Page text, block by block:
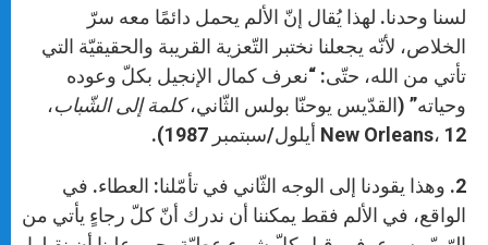
لسنا وحدنا. لهذا يُقال إنّ الألم يحمل دائمًا معه سرّ
الخلاص، لأنّه يجعلنا نختبر التّعزية القريبة والحقيقيّة التي
تأتي من الله، حتّى: “نعرف كمال الإنجيل بكلّ وعوده
وحياته” (القدّيس يوحنّا بولس الثّاني،كلمة إلى الشّباب،
New Orleans، 12 أيلول/سبتمبر 1987).
2. وهذا يقودنا إلى الوجه الثّاني في تأمّلنا: العطاء. في
الواقع، في الألم فقط يمكننا أن ندرك أنّ كلّ رجاءٍ يأتي من